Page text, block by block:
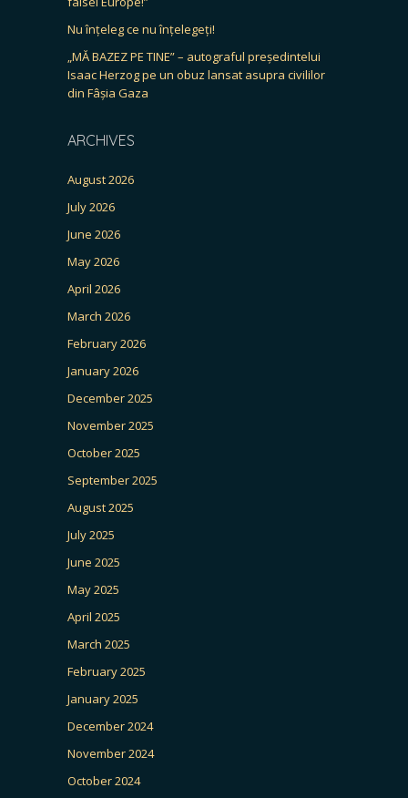
Nu înțeleg ce nu înțelegeți!
„MĂ BAZEZ PE TINE” – autograful președintelui
Isaac Herzog pe un obuz lansat asupra civililor
din Fâșia Gaza
ARCHIVES
August 2026
July 2026
June 2026
May 2026
April 2026
March 2026
February 2026
January 2026
December 2025
November 2025
October 2025
September 2025
August 2025
July 2025
June 2025
May 2025
April 2025
March 2025
February 2025
January 2025
December 2024
November 2024
October 2024